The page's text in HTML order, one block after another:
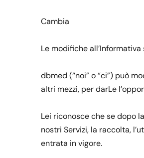
Cambia
Le modifiche
dbmed (“noi” o “ci”) può
altri mezzi, per darLe
Lei riconosce che se dopo
nostri Servizi, la raccolta,
entrata in vigore.